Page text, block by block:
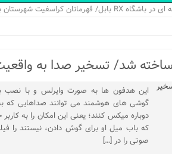
شد/ تسخیر صدا به
این هدفون ها به صورت وایرلس و با نصب
گوشی های هوشمند می توانند صداهایی که
دوباره میکس کنند؛ یعنی این امکان را به
که باب میل او برای گوش دادن، نیستند را
صوتی را در […]